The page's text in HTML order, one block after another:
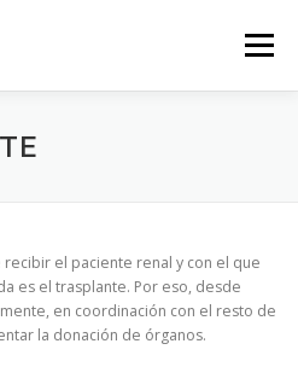
Menú
el paciente renal y con el que
es el trasplante. Por eso, desde
en coordinación con el resto de
la donación de órganos.